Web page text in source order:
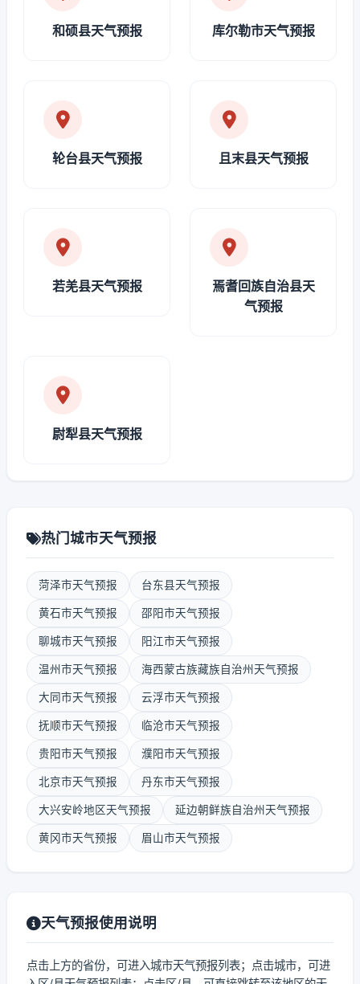
和硕县天气预报 库尔勒市天气预报
轮台县天气预报 且末县天气预报
若羌县天气预报
焉耆回族自治县天
气预报
尉犁县天气预报
热门城市天气预报
菏泽市天气预报 台东县天气预报
黄石市天气预报 邵阳市天气预报
聊城市天气预报 阳江市天气预报
温州市天气预报 海西蒙古族藏族自治州天气预报
大同市天气预报 云浮市天气预报
抚顺市天气预报 临沧市天气预报
贵阳市天气预报 濮阳市天气预报
北京市天气预报 丹东市天气预报
大兴安岭地区天气预报 延边朝鲜族自治州天气预报
黄冈市天气预报 眉山市天气预报
天气预报使用说明
点击上方的省份，可进入城市天气预报列表；点击城市，可进